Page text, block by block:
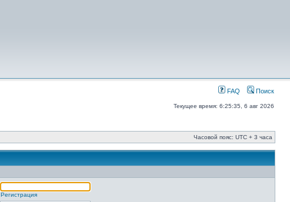
FAQ Поиск
Текущее время: 6:25:35, 6 авг 2026
Часовой пояс: UTC + 3 часа
Регистрация